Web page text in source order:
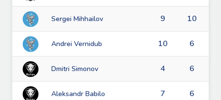
Sergei Mihhailov 9 10
Andrei Vernidub 10 6
Dmitri Simonov 4 6
Aleksandr Babilo 7 6